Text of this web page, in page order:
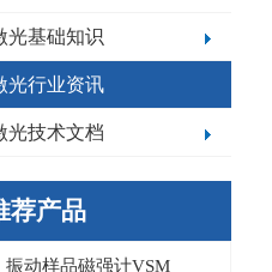
光基础知识
光行业资讯
光技术文档
荐产品
振动样品磁强计VSM